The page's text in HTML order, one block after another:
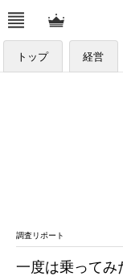
トップ 経営
調査リポート
一度は乗ってみ